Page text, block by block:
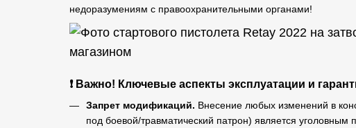
недоразумениям с правоохранительными органами!
❗ Важно! Ключевые аспекты эксплуатации и
Запрет модификаций. Внесение любых изменений в
под боевой/травматический патрон) является